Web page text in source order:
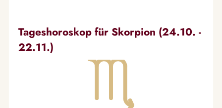
Tageshoroskop für Skorpion (24.10. -
22.11.)